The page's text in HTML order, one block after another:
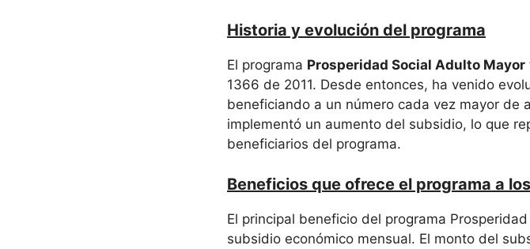
Historia y evolución del programa
El programa Prosperidad Social Adulto Mayor
1366 de 2011. Desde entonces, ha venido
beneficiando a un número cada vez mayor de
implementó un aumento del subsidio, lo que
beneficiarios del programa.
Beneficios que ofrece el programa a
El principal beneficio del programa
subsidio económico mensual. El monto del